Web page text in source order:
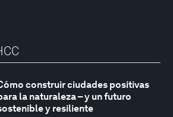
construir ciudades positivas
la naturaleza – y un futuro
y resiliente